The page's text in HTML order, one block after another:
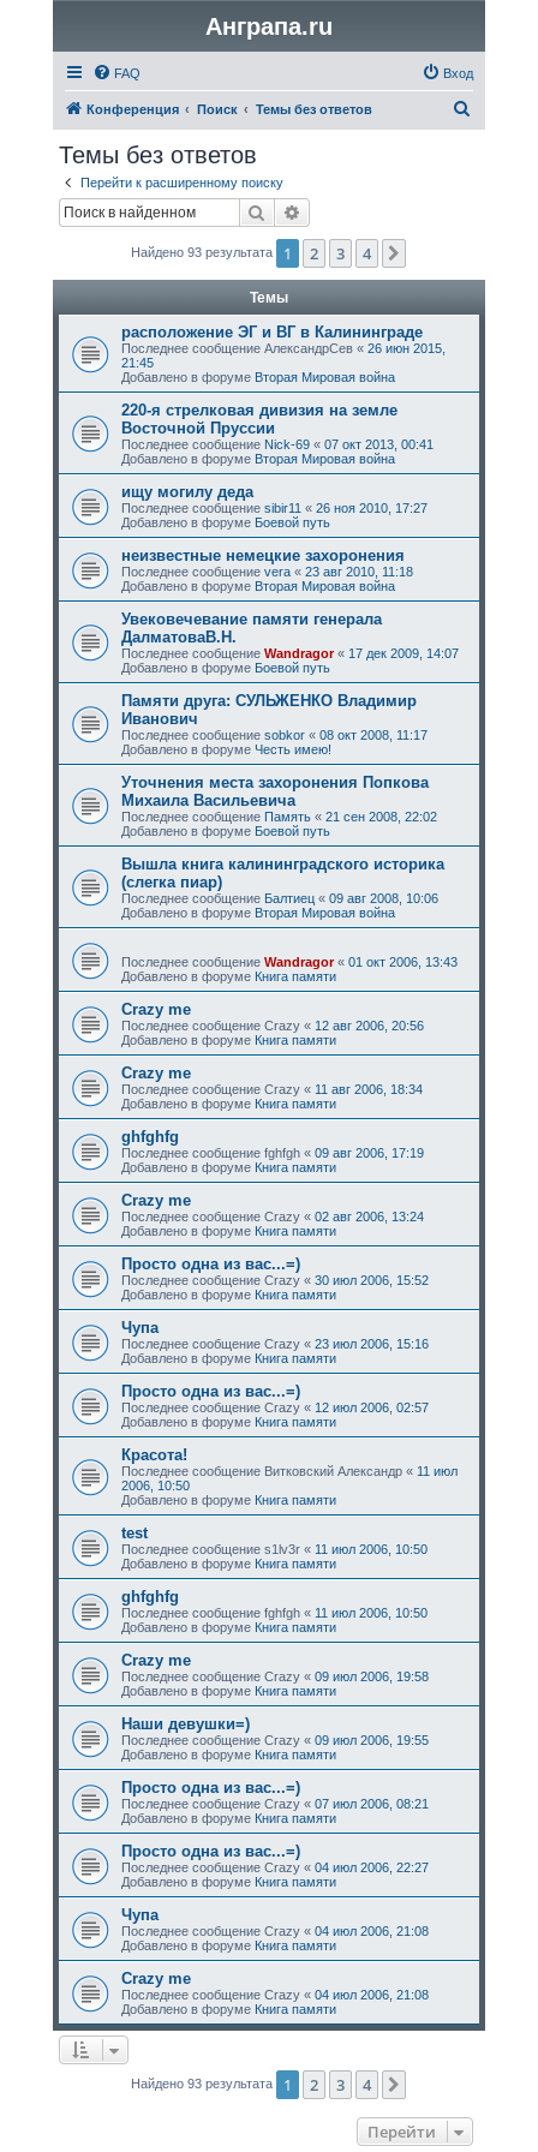
Анграпа.ru
FAQ Вход
Конференция Поиск Темы без ответов
Темы без ответов
Перейти к расширенному поиску
Поиск
Найдено 93 результата 1 2 3 4
Темы
расположение ЭГ и ВГ в Калининграде
Последнее сообщение АлександрСев« 26 июн 2015,
21:45
Добавлено в форуме Вторая Мировая война
220-я стрелковая дивизия на земле
Восточной Пруссии
Последнее сообщение Nick-69« 07 окт 2013, 00:41
Добавлено в форуме Вторая Мировая война
ищу могилу дедa
Последнее сообщение sibir11 « 26 ноя 2010, 17:27
Добавлено в форуме Боевой путь
неизвестные немецкие захоронения
Последнее сообщение vera« 23 авг 2010, 11:18
Добавлено в форуме Вторая Мировая война
Увековечевание памяти генерала
ДалматоваВ.Н.
Последнее сообщение Wandragor« 17 дек 2009, 14:07
Добавлено в форуме Боевой путь
Памяти друга: СУЛЬЖЕНКО Владимир
Иванович
Последнее сообщение sobkor« 08 окт 2008, 11:17
Добавлено в форуме Честь имею!
Уточнения места захоронения Попкова
Михаила Васильевича
Последнее сообщение Память« 21 сен 2008, 22:02
Добавлено в форуме Боевой путь
Вышла книга калининградского историка
(слегка пиар)
Последнее сообщение Балтиец« 09 авг 2008, 10:06
Добавлено в форуме Вторая Мировая война
Последнее сообщение Wandragor« 01 окт 2006, 13:43
Добавлено в форуме Книга памяти
Crazy me
Последнее сообщение Crazy« 12 авг 2006, 20:56
Добавлено в форуме Книга памяти
Crazy me
Последнее сообщение Crazy« 11 авг 2006, 18:34
Добавлено в форуме Книга памяти
ghfghfg
Последнее сообщение fghfgh« 09 авг 2006, 17:19
Добавлено в форуме Книга памяти
Crazy me
Последнее сообщение Crazy« 02 авг 2006, 13:24
Добавлено в форуме Книга памяти
Просто одна из вас...=)
Последнее сообщение Crazy« 30 июл 2006, 15:52
Добавлено в форуме Книга памяти
Чупа
Последнее сообщение Crazy« 23 июл 2006, 15:16
Добавлено в форуме Книга памяти
Просто одна из вас...=)
Последнее сообщение Crazy« 12 июл 2006, 02:57
Добавлено в форуме Книга памяти
Красота!
Последнее сообщение Витковский Александр« 11 июл
2006, 10:50
Добавлено в форуме Книга памяти
test
Последнее сообщение s1lv3r« 11 июл 2006, 10:50
Добавлено в форуме Книга памяти
ghfghfg
Последнее сообщение fghfgh« 11 июл 2006, 10:50
Добавлено в форуме Книга памяти
Crazy me
Последнее сообщение Crazy« 09 июл 2006, 19:58
Добавлено в форуме Книга памяти
Наши девушки=)
Последнее сообщение Crazy« 09 июл 2006, 19:55
Добавлено в форуме Книга памяти
Просто одна из вас...=)
Последнее сообщение Crazy« 07 июл 2006, 08:21
Добавлено в форуме Книга памяти
Просто одна из вас...=)
Последнее сообщение Crazy« 04 июл 2006, 22:27
Добавлено в форуме Книга памяти
Чупа
Последнее сообщение Crazy« 04 июл 2006, 21:08
Добавлено в форуме Книга памяти
Crazy me
Последнее сообщение Crazy« 04 июл 2006, 21:08
Добавлено в форуме Книга памяти
Найдено 93 результата 1 2 3 4
Перейти